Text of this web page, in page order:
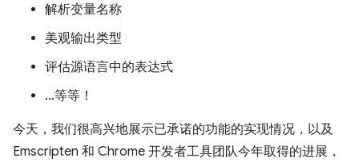
解析变量名称
美观输出类型
评估源语言中的表达式
…等等！
今天，我们很高兴地展示已承诺的功能的实现情况，以及
Emscripten 和 Chrome 开发者工具团队今年取得的进展，